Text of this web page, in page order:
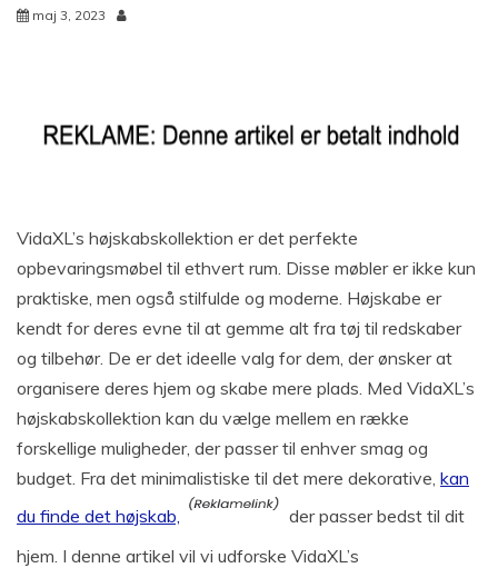
maj 3, 2023
VidaXL’s højskabskollektion er det perfekte
opbevaringsmøbel til ethvert rum. Disse møbler er ikke kun
praktiske, men også stilfulde og moderne. Højskabe er
kendt for deres evne til at gemme alt fra tøj til redskaber
og tilbehør. De er det ideelle valg for dem, der ønsker at
organisere deres hjem og skabe mere plads. Med VidaXL’s
højskabskollektion kan du vælge mellem en række
forskellige muligheder, der passer til enhver smag og
budget. Fra det minimalistiske til det mere dekorative, kan
du finde det højskab,
der passer bedst til dit
hjem. I denne artikel vil vi udforske VidaXL’s